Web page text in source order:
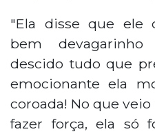
"Ela disse que ele
bem
descido tudo que
emocionante ela
coroada! No que
fazer força, ela só